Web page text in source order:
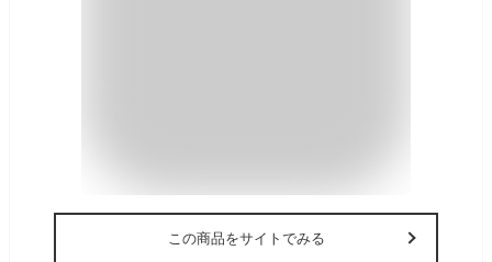
この商品をサイトでみる